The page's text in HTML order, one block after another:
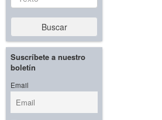
Buscar
Suscríbete a nuestro
boletín
Email